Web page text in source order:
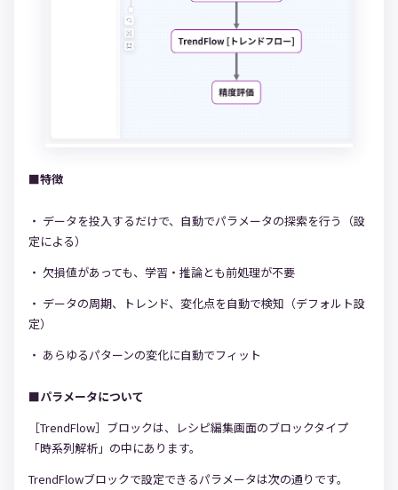
■特徴
データを投入するだけで、自動でパラメータの探索を行う（設
定による）
欠損値があっても、学習・推論とも前処理が不要
データの周期、トレンド、変化点を自動で検知（デフォルト設
定）
あらゆるパターンの変化に自動でフィット
■パラメータについて
［TrendFlow］ブロックは、レシピ編集画面のブロックタイプ
「時系列解析」の中にあります。
TrendFlowブロックで設定できるパラメータは次の通りです。